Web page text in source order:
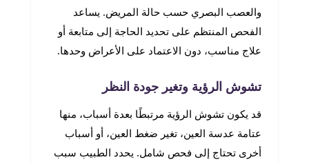
والعصب البصري حسب حالة المريض. يساعد
الفحص المنتظم على تحديد الحاجة إلى متابعة أو
علاج مناسب، دون الاعتماد على الأعراض وحدها.
تشوش الرؤية وتغير جودة النظر
قد يكون تشوش الرؤية مرتبطًا بعدة أسباب، منها
عتامة عدسة العين، تغير ضغط العين، أو أسباب
أخرى تحتاج إلى فحص شامل. يحدد الطبيب سبب